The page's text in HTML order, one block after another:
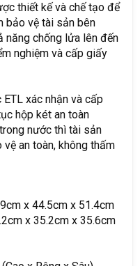
thiết kế và chế tạo để
bảo vệ tài sản bên
năng chống lửa lên đến
nghiệm và cấp giấy
xác nhận và cấp
hộp két an toàn
nước thì tài sản
an toàn, không thấm
x 44.5cm x 51.4cm
x 35.2cm x 35.6cm